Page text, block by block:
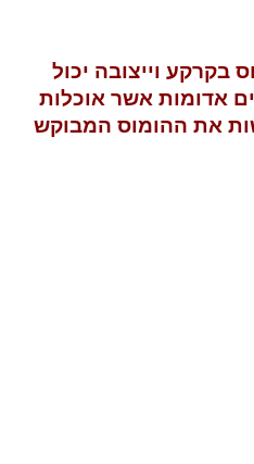
בקרקע וייצובה יכול
אדומות אשר אוכלות
את ההומוס המבוקש